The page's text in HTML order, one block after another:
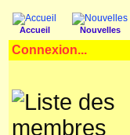
Accueil Nouvelles
Connexion...